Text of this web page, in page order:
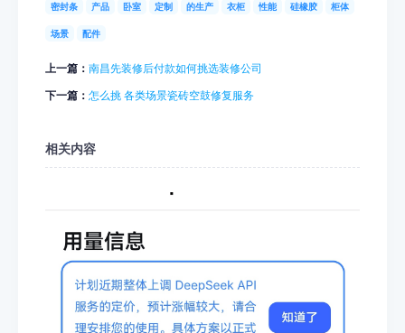
密封条 产品 卧室 定制 的生产 衣柜 性能 硅橡胶 柜体
场景 配件
上一篇： 南昌先装修后付款如何挑选装修公司
下一篇： 怎么挑 各类场景瓷砖空鼓修复服务
相关内容